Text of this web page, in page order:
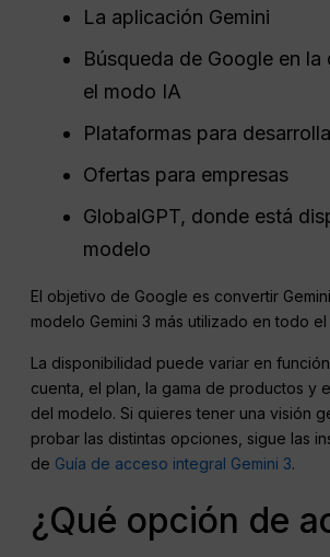
La aplicación Gemini
Búsqueda de Google en la
el modo IA
Plataformas para
Ofertas para empresas
GlobalGPT, donde está
modelo
El objetivo de Google es convertir
modelo Gemini 3 más utilizado en todo el
La disponibilidad puede variar en
cuenta, el plan, la gama de productos y
del modelo. Si quieres tener una visión
probar las distintas opciones, sigue las
de Guía de acceso integral Gemini 3.
¿Qué opción de